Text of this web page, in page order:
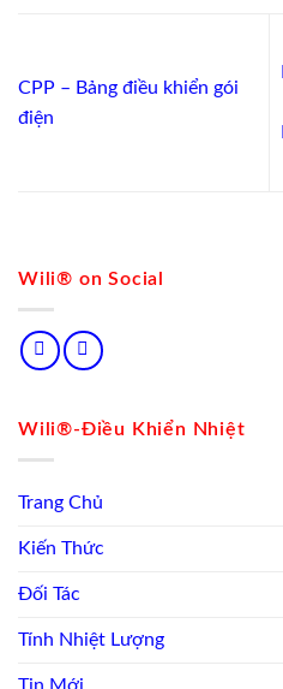
Wili® on Social
Wili®-Điều Khiển Nhiệt
Trang Chủ
Kiến Thức
Đối Tác
Tính Nhiệt Lượng
Tin Mới
CPP – Bảng điều khiển gói
điện